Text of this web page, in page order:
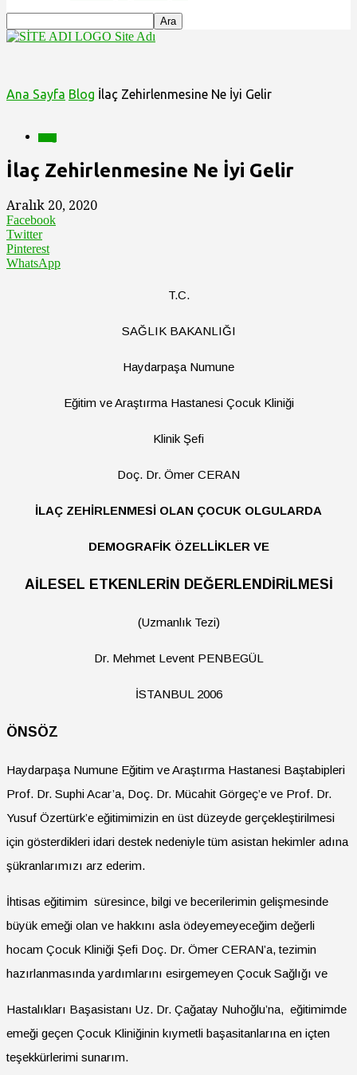
Site Adı
Ana Sayfa Blog İlaç Zehirlenmesine Ne İyi Gelir
İlaç Zehirlenmesine Ne İyi Gelir
Aralık 20, 2020
Facebook
Twitter
Pinterest
WhatsApp
T.C.
SAĞLIK BAKANLIĞI
Haydarpaşa Numune
Eğitim ve Araştırma Hastanesi Çocuk Kliniği
Klinik Şefi
Doç. Dr. Ömer CERAN
İLAÇ ZEHİRLENMESİ OLAN ÇOCUK OLGULARDA
DEMOGRAFİK ÖZELLİKLER VE
AİLESEL ETKENLERİN DEĞERLENDİRİLMESİ
(Uzmanlık Tezi)
Dr. Mehmet Levent PENBEGÜL
İSTANBUL 2006
ÖNSÖZ
Haydarpaşa Numune Eğitim ve Araştırma Hastanesi Baştabipleri
Prof. Dr. Suphi Acar’a, Doç. Dr. Mücahit Görgeç’e ve Prof. Dr.
Yusuf Özertürk’e eğitimimizin en üst düzeyde gerçekleştirilmesi
için gösterdikleri idari destek nedeniyle tüm asistan hekimler adına
şükranlarımızı arz ederim.
İhtisas eğitimim süresince, bilgi ve becerilerimin gelişmesinde
büyük emeği olan ve hakkını asla ödeyemeyeceğim değerli
hocam Çocuk Kliniği Şefi Doç. Dr. Ömer CERAN’a, tezimin
hazırlanmasında yardımlarını esirgemeyen Çocuk Sağlığı ve
Hastalıkları Başasistanı Uz. Dr. Çağatay Nuhoğlu’na, eğitimimde
emeği geçen Çocuk Kliniğinin kıymetli başasitanlarına en içten
teşekkürlerimi sunarım.